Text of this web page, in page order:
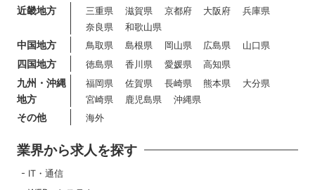
近畿地方 三重県 滋賀県 京都府 大阪府
兵庫県
奈良県
和歌山県
中国地方 鳥取県 島根県 岡山県 広島県 山口県
四国地方 徳島県 香川県 愛媛県 高知県
九州・沖縄
地方
福岡県 佐賀県 長崎県 熊本県
大分県
宮崎県
鹿児島県 沖縄県
その他 海外
業界から求人を探す
IT・通信